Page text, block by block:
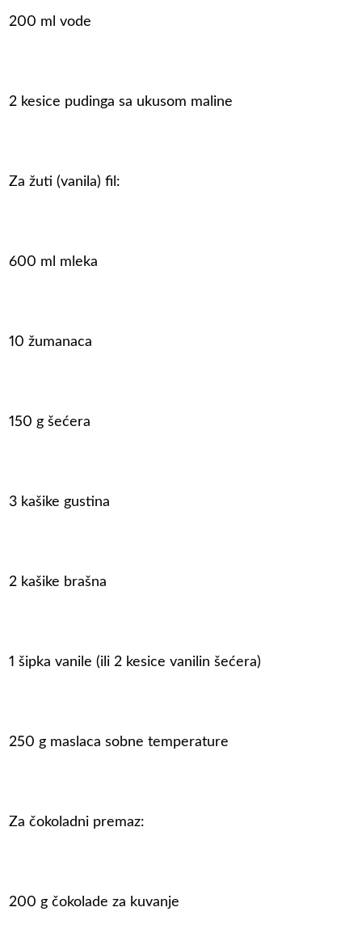
200 ml vode
2 kesice pudinga sa ukusom maline
Za žuti (vanila) fil:
600 ml mleka
10 žumanaca
150 g šećera
3 kašike gustina
2 kašike brašna
1 šipka vanile (ili 2 kesice vanilin šećera)
250 g maslaca sobne temperature
Za čokoladni premaz:
200 g čokolade za kuvanje